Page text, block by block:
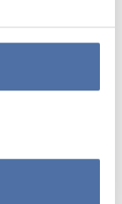
interior forrado,
Marca